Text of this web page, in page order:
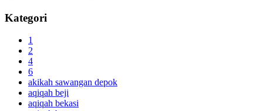
Kategori
1
2
4
6
akikah sawangan depok
aqiqah beji
aqiqah bekasi